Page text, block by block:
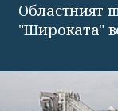
Областният
"Широката"